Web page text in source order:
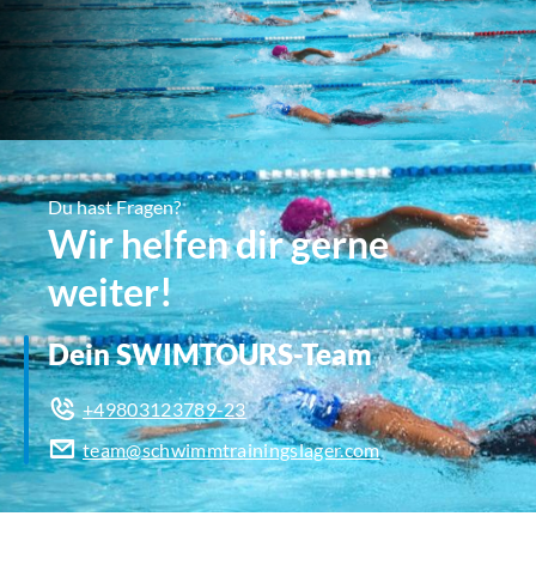
Du hast Fragen?
Wir helfen dir gerne
weiter!
Dein SWIMTOURS-Team
+49803123789-23
team@schwimmtrainingslager.com